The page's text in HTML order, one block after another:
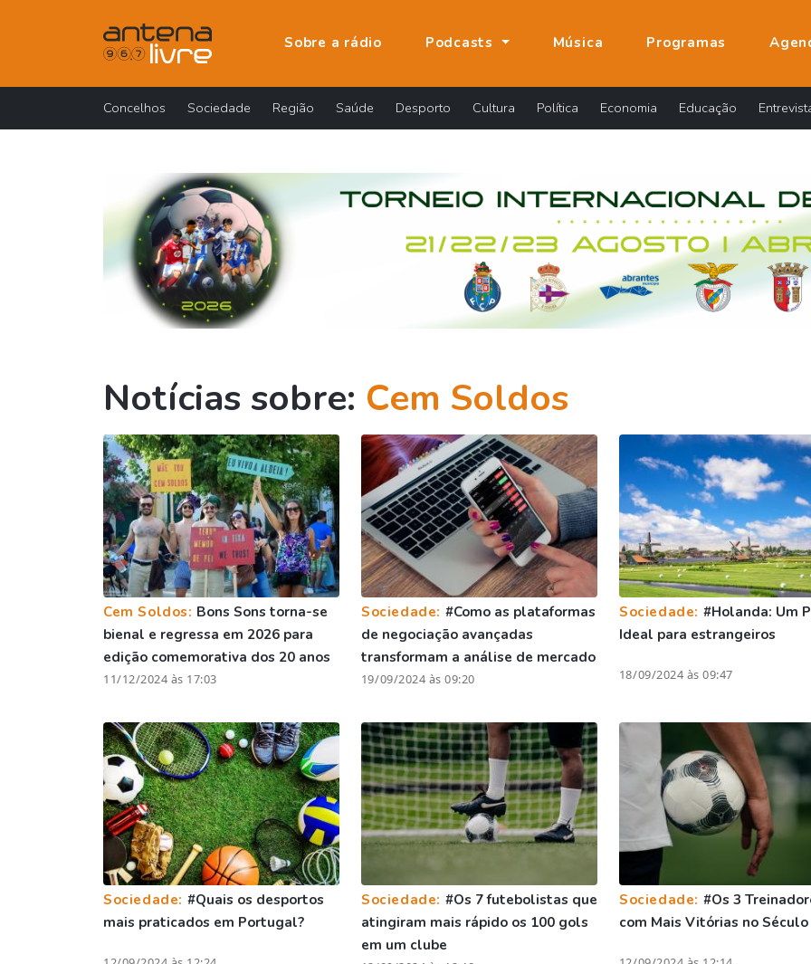
Sobre a rádio Podcasts Música Programas
Concelhos Sociedade Região Saúde Desporto Cultura Política Economia Educação
Notícias sobre: Cem Soldos
Cem Soldos: Bons Sons torna-se
bienal e regressa em 2026 para
edição comemorativa dos 20 anos
11/12/2024 às 17:03
Sociedade: #Como as plataformas
de negociação avançadas
transformam a análise de mercado
19/09/2024 às 09:20
Sociedade: #Holanda: Um
Ideal para estrangeiros
18/09/2024 às 09:47
Sociedade: #Quais os desportos
mais praticados em Portugal?
Sociedade: #Os 7 futebolistas que
atingiram mais rápido os 100 gols
em um clube
Sociedade: #Os 3
com Mais Vitórias no Século